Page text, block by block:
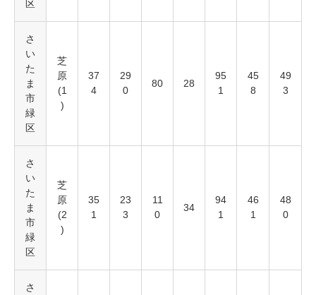
区
さ
い
た
ま
市
緑
区
芝
原
(1
)
37
4
29
0
80 28
95
1
45
8
49
3
さ
い
た
ま
市
緑
区
芝
原
(2
)
35
1
23
3
11
0
34
94
1
46
1
48
0
さ